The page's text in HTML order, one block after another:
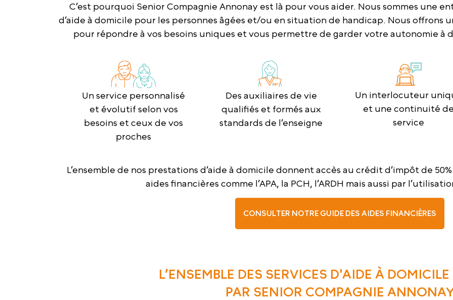
C’est pourquoi Senior Compagnie Annonay est là pour vous aider. Nous sommes une
d’aide à domicile pour les personnes âgées et/ou en situation de handicap. Nous offrons
pour répondre à vos besoins uniques et vous permettre de garder votre autonomie à
Un service personnalisé
et évolutif selon vos
besoins et ceux de vos
proches
Des auxiliaires de vie
qualifiés et formés aux
standards de l’enseigne
Un interlocuteur
et une continuité de
service
L’ensemble de nos prestations d’aide à domicile donnent accès au crédit d’impôt de
aides financières comme l’APA, la PCH, l’ARDH mais aussi par
CONSULTER NOTRE GUIDE DES AIDES FINANCIÈRES
L’ENSEMBLE DES SERVICES D'AIDE À
PAR SENIOR COMPAGNIE